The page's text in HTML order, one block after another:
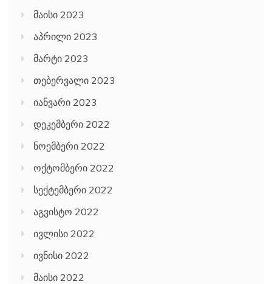
მაისი 2023
აპრილი 2023
მარტი 2023
თებერვალი 2023
იანვარი 2023
დეკემბერი 2022
ნოემბერი 2022
ოქტომბერი 2022
სექტემბერი 2022
აგვისტო 2022
ივლისი 2022
ივნისი 2022
მაისი 2022